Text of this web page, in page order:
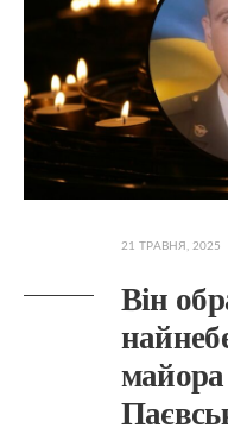
21 ТРАВНЯ, 2025
Він